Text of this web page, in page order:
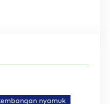
nyamuk